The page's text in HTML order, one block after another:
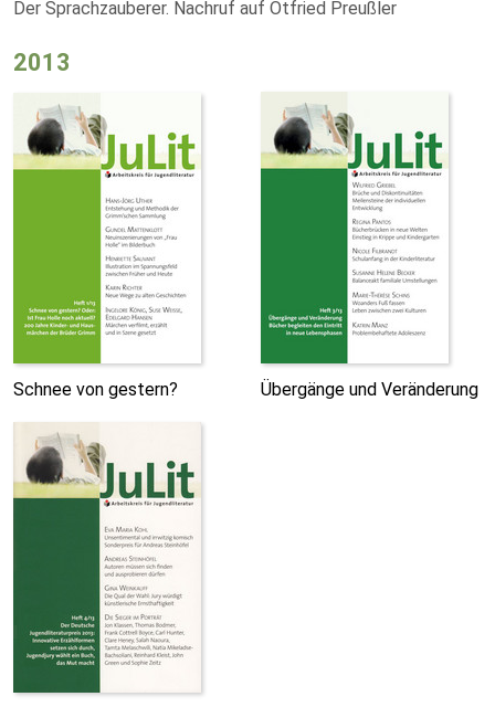
Der Sprachzauberer. Nachruf auf Otfried Preußler
2013
Schnee von gestern? Übergänge und Veränderung